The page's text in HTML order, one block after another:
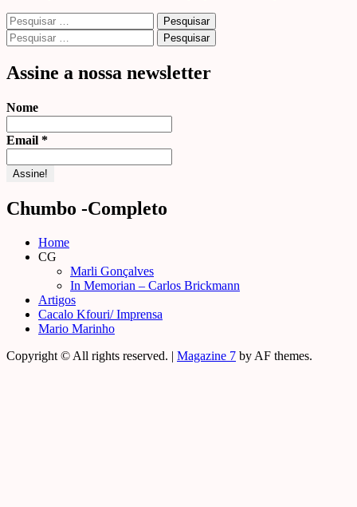
Pesquisar
por:
Pesquisar
por:
Assine a nossa newsletter
Nome
Email *
Chumbo -Completo
Home
CG
Marli Gonçalves
In Memorian – Carlos Brickmann
Artigos
Cacalo Kfouri/ Imprensa
Mario Marinho
Copyright © All rights reserved. | Magazine 7 by AF themes.